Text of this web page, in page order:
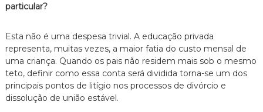
D
i
r
e
i
t
particular?
Esta não é uma despesa trivial. A educação privada
representa, muitas vezes, a maior fatia do custo mensal de
uma criança. Quando os pais não residem mais sob o mesmo
teto, definir como essa conta será dividida torna-se um dos
principais pontos de litígio nos processos de divórcio e
dissolução de união estável.